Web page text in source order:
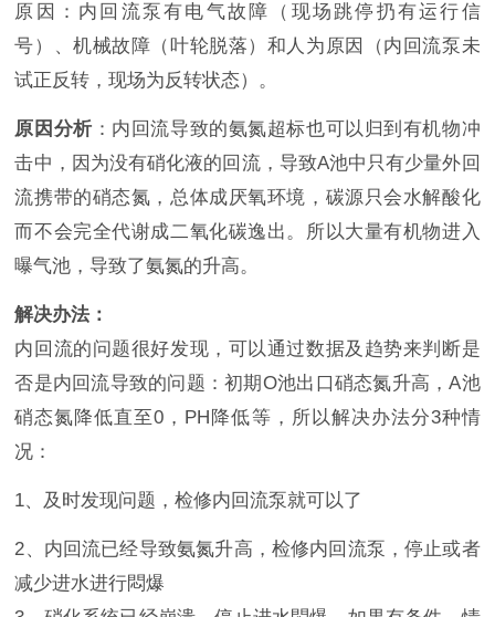
原因：内回流泵有电气故障（现场跳停扔有运行信
号）、机械故障（叶轮脱落）和人为原因（内回流泵未
试正反转，现场为反转状态）。
原因分析 ：内回流导致的氨氮超标也可以归到有机物冲
击中，因为没有硝化液的回流，导致A池中只有少量外回
流携带的硝态氮，总体成厌氧环境，碳源只会水解酸化
而不会完全代谢成二氧化碳逸出。所以大量有机物进入
曝气池，导致了氨氮的升高。
解决办法：
内回流的问题很好发现，可以通过数据及趋势来判断是
否是内回流导致的问题：初期O池出口硝态氮升高，A池
硝态氮降低直至0，PH降低等，所以解决办法分3种情
况：
1、及时发现问题，检修内回流泵就可以了
2、内回流已经导致氨氮升高，检修内回流泵，停止或者
减少进水进行悶爆